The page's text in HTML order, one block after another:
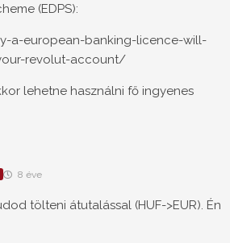
(EDPS):
a-european-banking-licence-will-
revolut-account/
lehetne használni fő ingyenes
8 éve
tölteni átutalással (HUF->EUR). Én